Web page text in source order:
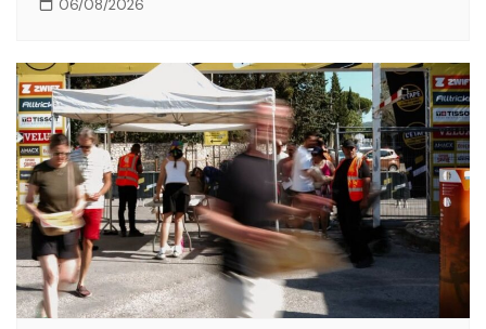
06/08/2026